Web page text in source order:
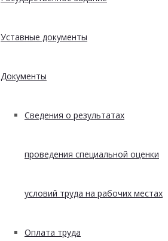
Уставные документы
Документы
Сведения о результатах
проведения специальной оценки
условий труда на рабочих местах
Оплата труда